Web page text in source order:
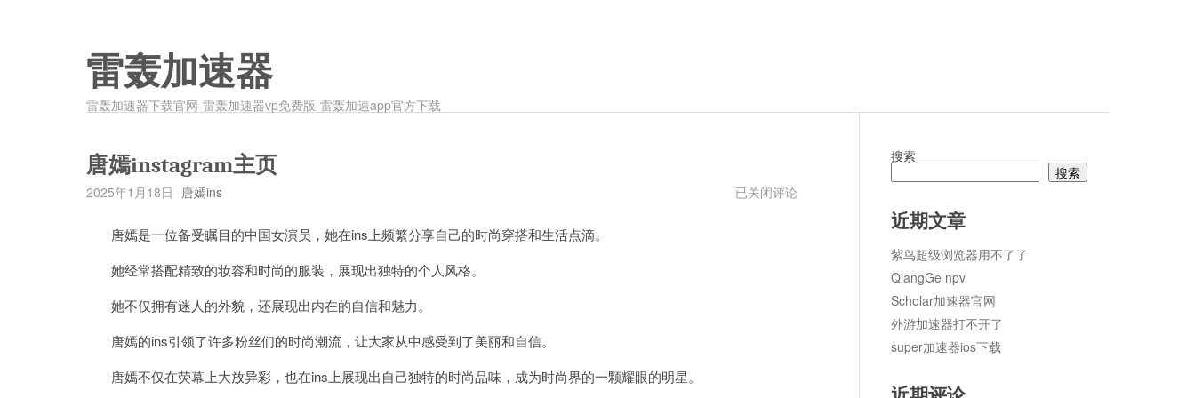
雷轰加速器
雷轰加速器下载官网-雷轰加速器vp免费版-雷轰加速app官方下载
唐嫣instagram主页
2025年1月18日 唐嫣ins
唐
已关闭评论
唐嫣是一位备受瞩目的中国女演员，她在ins上频繁分享自己的时尚穿搭和生活点滴。
她经常搭配精致的妆容和时尚的服装，展现出独特的个人风格。
她不仅拥有迷人的外貌，还展现出内在的自信和魅力。
唐嫣的ins引领了许多粉丝们的时尚潮流，让大家从中感受到了美丽和自信。
唐嫣不仅在荧幕上大放异彩，也在ins上展现出自己独特的时尚品味，成为时尚界的一颗耀眼的明星。
搜索
搜索
近期文章
紫鸟超级浏览器用不了了
QiangGe npv
Scholar加速器官网
外游加速器打不开了
super加速器ios下载